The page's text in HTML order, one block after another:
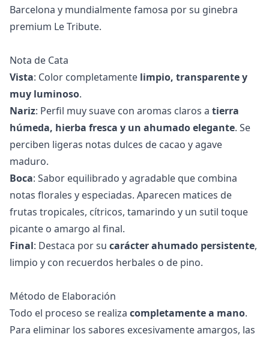
Barcelona y mundialmente famosa por su ginebra
premium Le Tribute.
Nota de Cata
Vista: Color completamente limpio, transparente y
muy luminoso.
Nariz: Perfil muy suave con aromas claros a tierra
húmeda, hierba fresca y un ahumado elegante. Se
perciben ligeras notas dulces de cacao y agave
maduro.
Boca: Sabor equilibrado y agradable que combina
notas florales y especiadas. Aparecen matices de
frutas tropicales, cítricos, tamarindo y un sutil toque
picante o amargo al final.
Final: Destaca por su carácter ahumado persistente,
limpio y con recuerdos herbales o de pino.
Método de Elaboración
Todo el proceso se realiza completamente a mano.
Para eliminar los sabores excesivamente amargos, las